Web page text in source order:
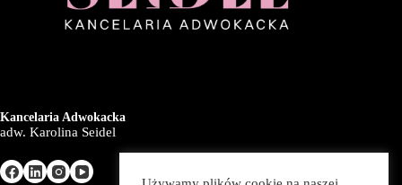
Kancelaria Adwokacka
adw. Karolina Seidel